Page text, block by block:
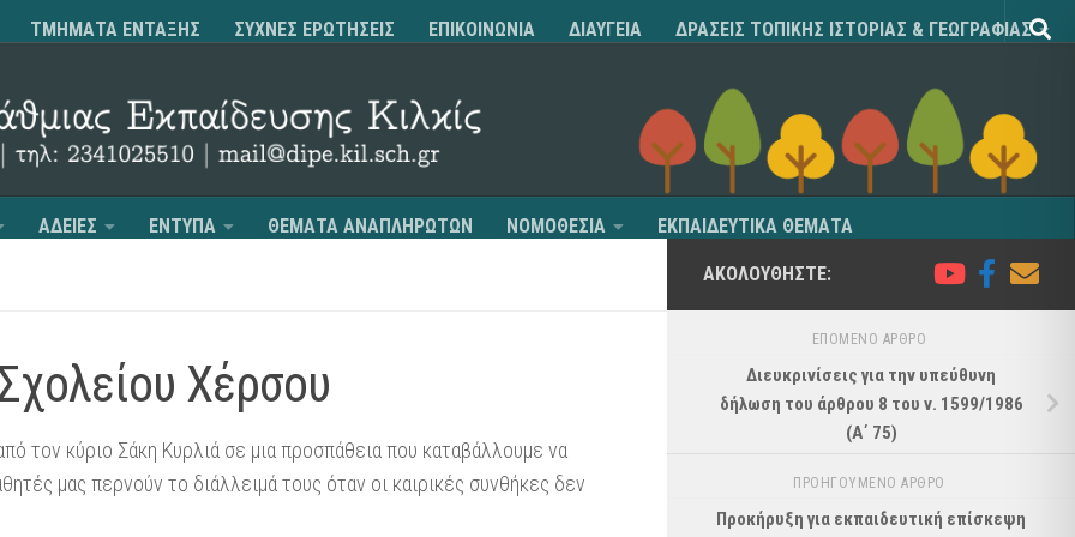
ΤΜΗΜΑΤΑ ΕΝΤΑΞΗΣ ΣΥΧΝΕΣ ΕΡΩΤΗΣΕΙΣ ΕΠΙΚΟΙΝΩΝΙΑ ΔΙΑΥΓΕΙΑ ΔΡΑΣΕΙΣ ΤΟΠΙΚΗΣ ΙΣΤΟΡΙΑΣ & ΓΕΩΓΡΑΦΙΑΣ
ΑΔΕΙΕΣ ΕΝΤΥΠΑ ΘΕΜΑΤΑ ΑΝΑΠΛΗΡΩΤΩΝ ΝΟΜΟΘΕΣΙΑ ΕΚΠΑΙΔΕΥΤΙΚΑ ΘΕΜΑΤΑ
Χέρσου
τον κύριο Σάκη Κυρλιά σε μια προσπάθεια που καταβάλλουμε να
μας περνούν το διάλλειμά τους όταν οι καιρικές συνθήκες δεν
ΑΚΟΛΟΥΘΉΣΤΕ:
ΕΠΌΜΕΝΟ ΆΡΘΡΟ
Διευκρινίσεις για την υπεύθυνη
δήλωση του άρθρου 8 του ν. 1599/1986
(Α΄ 75)
ΠΡΟΗΓΟΎΜΕΝΟ ΆΡΘΡΟ
Προκήρυξη για εκπαιδευτική επίσκεψη